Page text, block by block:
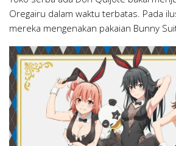
Oregairu dalam waktu terbatas. Pada
mereka mengenakan pakaian Bunny